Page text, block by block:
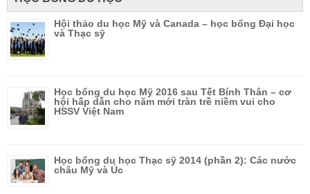
Hội thảo du học Mỹ và Canada – học bổng Đại học
và Thạc sỹ
Học bổng du học Mỹ 2016 sau Tết Bính Thân – cơ
hội hấp dẫn cho năm mới tràn trề niềm vui cho
HSSV Việt Nam
Học bổng du học Thạc sỹ 2014 (phần 2): Các nước
châu Mỹ và Úc